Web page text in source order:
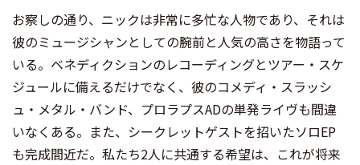
お察しの通り、ニックは非常に多忙な人物であり、それは
彼のミュージシャンとしての腕前と人気の高さを物語って
いる。ベネディクションのレコーディングとツアー・スケ
ジュールに備えるだけでなく、彼のコメディ・スラッシ
ュ・メタル・バンド、プロラプスADの単発ライヴも間違
いなくある。また、シークレットゲストを招いたソロEP
も完成間近だ。私たち2人に共通する希望は、これが将来